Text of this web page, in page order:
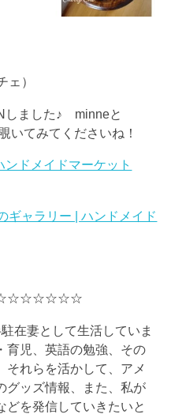
ェ）
しました♪ minneと
いてみてくださいね！
ドメイドマーケット
ギャラリー | ハンドメイド
在妻として生活していま
育児、英語の勉強、その
それらを活かして、アメ
グッズ情報、また、私が
どを発信していきたいと